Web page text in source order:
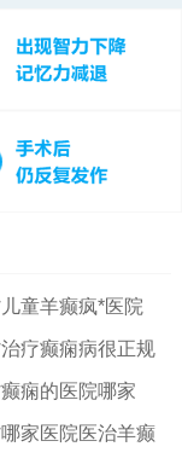
童羊癫疯*医院
疗癫痫病很正规
痫的医院哪家
家医院医治羊癫